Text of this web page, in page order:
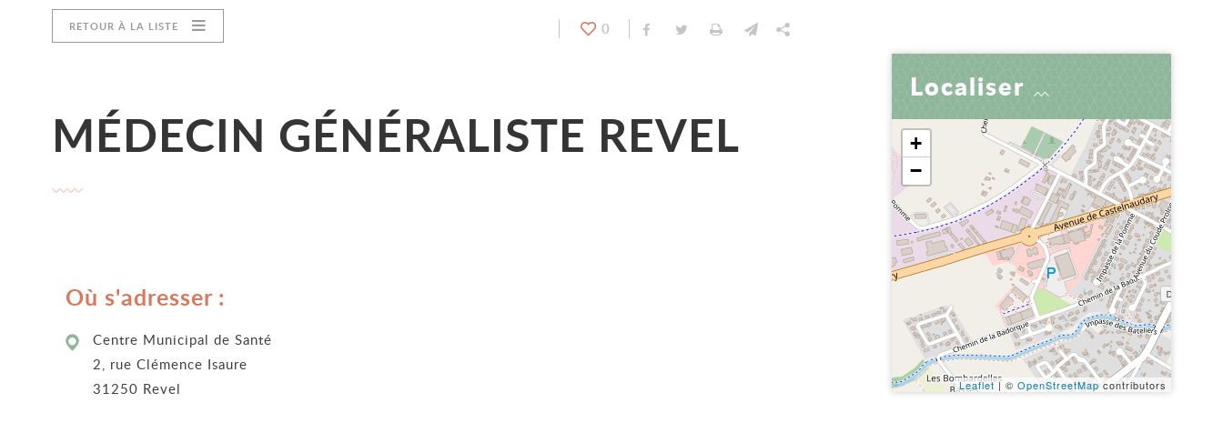
RETOUR À LA LISTE 0 Partager sur Facebook
Partager sur Twitter
ImprimerEnvoyer par e-mail
MÉDECIN GÉNÉRALISTE REVEL
Où s'adresser :
Centre Municipal de Santé
2, rue Clémence Isaure
31250 Revel
Localiser
+
−
Leaflet| © OpenStreetMapcontributors